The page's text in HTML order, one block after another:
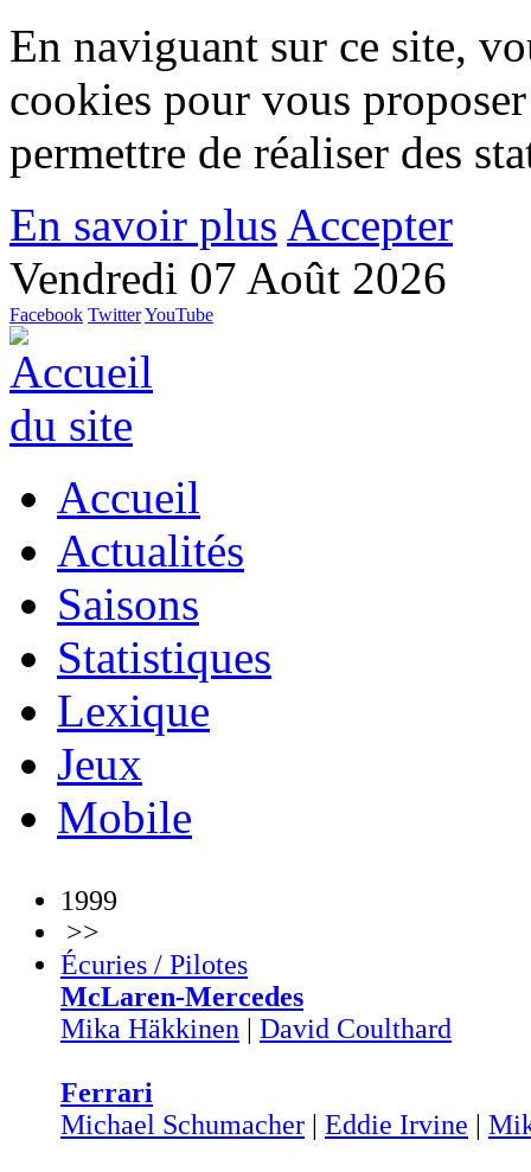
En naviguant sur ce site,
cookies pour vous
permettre de réaliser des
En savoir plus Accepter
Vendredi 07 Août 2026
Facebook TwitterYouTube
Accueil
Actualités
Saisons
Statistiques
Lexique
Jeux
Mobile
1999
>>
Écuries / Pilotes
McLaren-Mercedes
Mika Häkkinen | David Coulthard
Ferrari
Michael Schumacher | Eddie Irvine |